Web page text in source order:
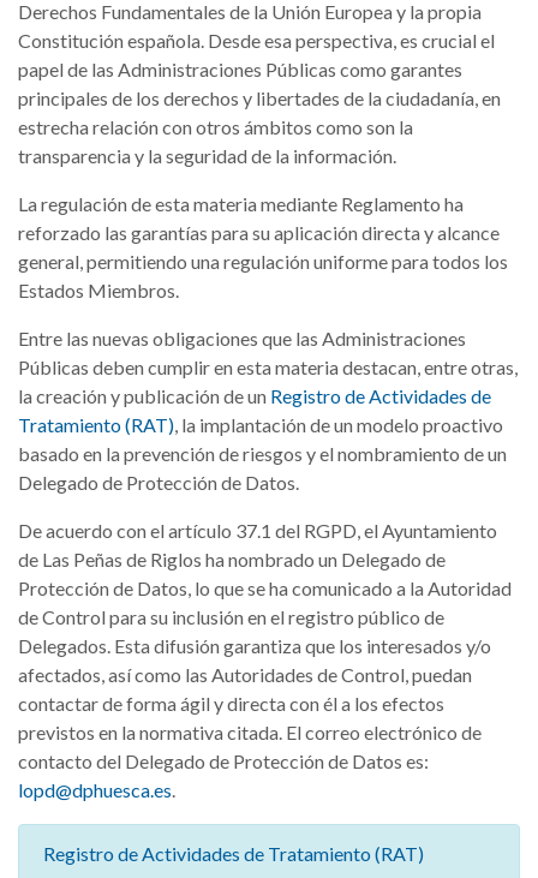
Derechos Fundamentales de la Unión Europea y la propia
Constitución española. Desde esa perspectiva, es crucial el
papel de las Administraciones Públicas como garantes
principales de los derechos y libertades de la ciudadanía, en
estrecha relación con otros ámbitos como son la
transparencia y la seguridad de la información.
La regulación de esta materia mediante Reglamento ha
reforzado las garantías para su aplicación directa y alcance
general, permitiendo una regulación uniforme para todos los
Estados Miembros.
Entre las nuevas obligaciones que las Administraciones
Públicas deben cumplir en esta materia destacan, entre otras,
la creación y publicación de un Registro de Actividades de
Tratamiento (RAT), la implantación de un modelo proactivo
basado en la prevención de riesgos y el nombramiento de un
Delegado de Protección de Datos.
De acuerdo con el artículo 37.1 del RGPD, el Ayuntamiento
de Las Peñas de Riglos ha nombrado un Delegado de
Protección de Datos, lo que se ha comunicado a la Autoridad
de Control para su inclusión en el registro público de
Delegados. Esta difusión garantiza que los interesados y/o
afectados, así como las Autoridades de Control, puedan
contactar de forma ágil y directa con él a los efectos
previstos en la normativa citada. El correo electrónico de
contacto del Delegado de Protección de Datos es:
lopd@dphuesca.es.
Registro de Actividades de Tratamiento (RAT)